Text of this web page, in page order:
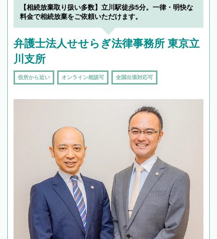
【相続放棄取り扱い多数】立川駅徒歩5分。一律・明快な
料金で相続放棄をご依頼いただけます。
弁護士法人せせらぎ法律事務所 東京立
川支所
役所から近い オンライン相談可 全国出張対応可